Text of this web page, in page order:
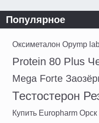
Популярное
Оксиметалон Opymp
Protein 80 Plus
Mega Forte
Тестостерон
Купить Europharm Орск